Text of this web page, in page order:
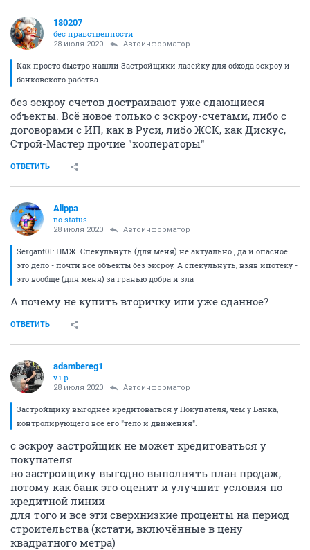
180207
бес нравственности
28 июля 2020 Автоинформатор
Как просто быстро нашли Застройщики лазейку для обхода эскроу и
банковского рабства.
без эскроу счетов достраивают уже сдающиеся
объекты. Всё новое только с эскроу-счетами, либо с
договорами с ИП, как в Руси, либо ЖСК, как Дискус,
Строй-Мастер прочие "кооператоры"
ОТВЕТИТЬ
Alippa
no status
28 июля 2020 Автоинформатор
Sergant01: ПМЖ. Спекульнуть (для меня) не актуально , да и опасное
это дело - почти все объекты без эксроу. А спекульнуть, взяв ипотеку -
это вообще (для меня) за гранью добра и зла
А почему не купить вторичку или уже сданное?
ОТВЕТИТЬ
adambereg1
v.i.p.
28 июля 2020 Автоинформатор
Застройщику выгоднее кредитоваться у Покупателя, чем у Банка,
контролирующего все его "тело и движения".
с эскроу застройщик не может кредитоваться у
покупателя
но застройщику выгодно выполнять план продаж,
потому как банк это оценит и улучшит условия по
кредитной линии
для того и все эти сверхнизкие проценты на период
строительства (кстати, включённые в цену
квадратного метра)